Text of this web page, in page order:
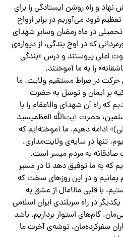
و راه روشن ایستادگی را برای
فرود می‌آوریم در برابر ارواح
در ماه رمضان وسایر شهدای
که در اوج بندگی، از دیواره‌ی
اعلی پیوستند و درس «بندگی
را به ما آموختند.
حرکت در صراط مستقیم ولایت. ما
بر ایمان و توسل به حضرت
که راه آن شهدای والامقام را با
حضرت آیت‌الله العظمیسید
ادامه دهیم. ما آموخته‌ایم که
تنها در سایه‌ی ولایت‌مداری،
به مردم میسر است.
که به ما توفیق دهد تا در مسیر
و در این روزهای سخت که
با قلبی مالامال از عشق به
در راه سربلندی ایران اسلامی
گام‌های استوار برداریم. باشد
سفرکرده‌مان، توشه‌ی آخرت ما